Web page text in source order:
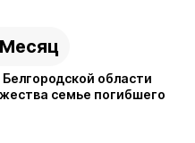
Месяц
области
семье погибшего